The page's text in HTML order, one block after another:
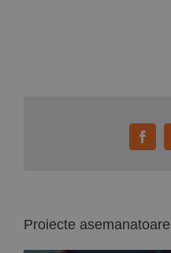
Proiecte asemanatoare